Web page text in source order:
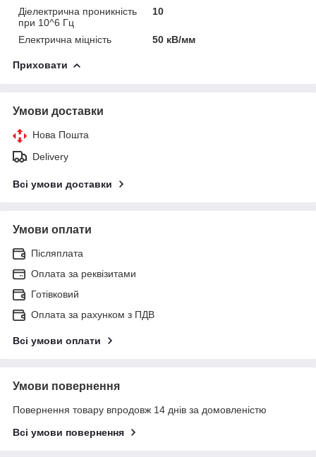
Діелектрична проникність
при 10^6 Гц
10
Електрична міцність 50 кВ/мм
Приховати
Умови доставки
Нова Пошта
Delivery
Всі умови доставки
Умови оплати
Післяплата
Оплата за реквізитами
Готівковий
Оплата за рахунком з ПДВ
Всі умови оплати
Умови повернення
Повернення товару впродовж 14 днів за домовленістю
Всі умови повернення